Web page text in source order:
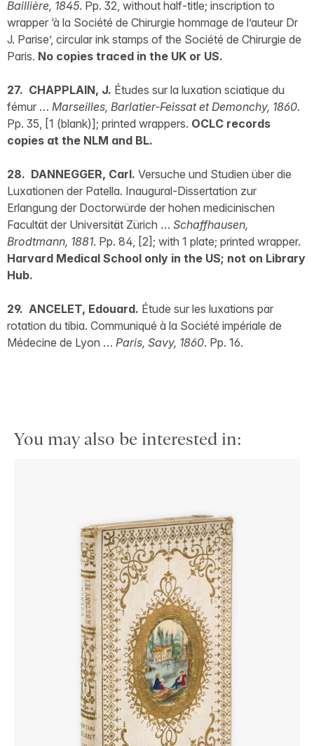
Baillière, 1845. Pp. 32, without half-title; inscription to
wrapper ‘à la Société de Chirurgie hommage de l’auteur Dr
J. Parise’, circular ink stamps of the Société de Chirurgie de
Paris. No copies traced in the UK or US.
27. CHAPPLAIN, J. Études sur la luxation sciatique du
fémur … Marseilles, Barlatier-Feissat et Demonchy, 1860.
Pp. 35, [1 (blank)]; printed wrappers. OCLC records
copies at the NLM and BL.
28. DANNEGGER, Carl. Versuche und Studien über die
Luxationen der Patella. Inaugural-Dissertation zur
Erlangung der Doctorwürde der hohen medicinischen
Facultät der Universität Zürich … Schaffhausen,
Brodtmann, 1881. Pp. 84, [2]; with 1 plate; printed wrapper.
Harvard Medical School only in the US; not on Library
Hub.
29. ANCELET, Edouard. Étude sur les luxations par
rotation du tibia. Communiqué à la Société impériale de
Médecine de Lyon … Paris, Savy, 1860. Pp. 16.
You may also be interested in: